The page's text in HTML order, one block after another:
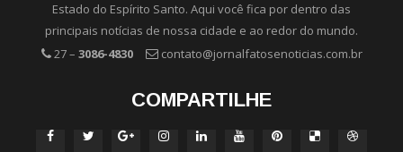
Estado do Espírito Santo. Aqui você fica por dentro das
principais notícias de nossa cidade e ao redor do mundo.
27 – 3086-4830 contato@jornalfatosenoticias.com.br
COMPARTILHE